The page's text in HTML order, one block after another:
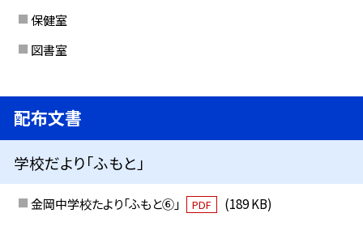
保健室
図書室
配布文書
学校だより「ふもと」
金岡中学校たより「ふもと⑥」 PDF
(189 KB)